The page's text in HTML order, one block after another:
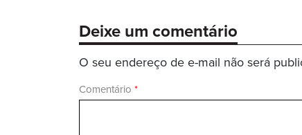
Deixe um comentário
O seu endereço de e-mail não será
Comentário *